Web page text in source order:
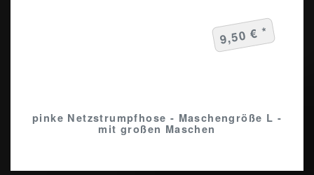
pinke Netzstrumpfhose - Maschengröße L -
mit großen Maschen
9,50 € *